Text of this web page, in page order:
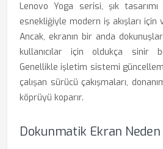
Lenovo Yoga serisi, şık
esnekliğiyle modern iş akışları için
Ancak, ekranın bir anda
kullanıcılar için oldukça sinir
Genellikle işletim sistemi
çalışan sürücü çakışmaları,
köprüyü koparır.
Dokunmatik Ekran